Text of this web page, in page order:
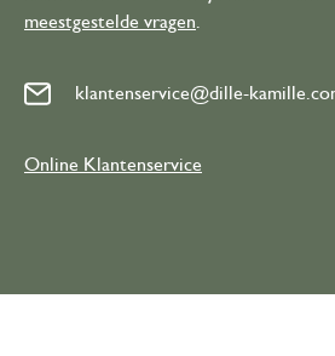
meestgestelde vragen
klantenservice@dille-
Online Klantenservice